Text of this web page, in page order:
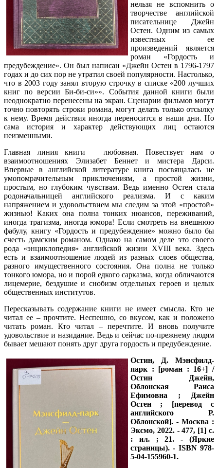
нельзя не вспомнить о
творчестве английской
писательнице Джейн
Остен. Одним из самых
известных ее
произведений является
роман «Гордость и
предубеждение». Он был написан «Джейн Остен в 1796-1797
годах и до сих пор не утратил своей популярности. Настолько,
что в 2003 году занял вторую строчку в списке «200 лучших
книг по версии Би-би-си»». События данной книги были
неоднократно перенесены на экран. Сценарии фильмов могут
точно повторять строки романа, могут делать только отсылку
к нему. Время действия иногда переносится в наши дни. Но
сама история и характер действующих лиц остаются
неизменными.
Главная линия книги – любовная. Повествует нам о
взаимоотношениях Элизабет Беннет и мистера Дарси.
Впервые в английской литературе книга посвящалась не
умопомрачительным приключениям, а простой жизни,
простым, но глубоким чувствам. Ведь именно Остен стала
родоначальницей английского реализма. И с каким
напряжением и удовольствием мы следим за этой «простой»
жизнью! Каких она полна тонких нюансов, переживаний,
иногда трагизма, иногда юмора! Если смотреть на внешнюю
фабулу, книгу «Гордость и предубеждение» можно было бы
счесть дамским романом. Однако на самом деле это своего
рода «энциклопедия» английской жизни XVIII века. Здесь
есть и взаимоотношение людей из разных слоев общества,
разного имущественного состояния. Она полна не только
тонкого юмора, но и порой едкого сарказма, когда обличаются
лицемерие, бездушие и снобизм отдельных героев и целых
общественных институтов.
Пересказывать содержание книги не имеет смысла. Кто не
читал ее – прочтите. Неспешно, со вкусом, как и положено
читать роман. Кто читал – перечтите. И вновь получите
удовольствие и назидание. Ведь и сейчас по-прежнему людям
бывает мешают понять друг друга гордость и предубеждение.
Остин, Д. Мэнсфилд-
парк : [роман : 16+] /
Остин Джейн,
Облонская Раиса
Ефимовна ; Джейн
Остен ; [перевод с
английского Р.
Облонской]. - Москва :
Эксмо, 2022. - 477, [1] с.
: ил. ; 21. - (Яркие
страницы). - ISBN 978-
5-04-155960-1.